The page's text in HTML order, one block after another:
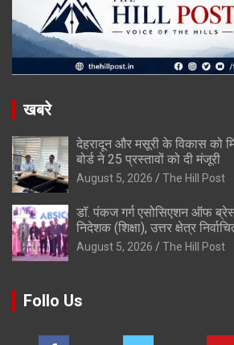
खबरे
देहरादून और मसूरी के विकास को
बोर्ड ने 25 प्रस्तावों को दी मंजूरी
August 5, 2026 The Hill Post
डॉ. पंकज गर्ग एसोसिएशन ऑफ
निदेशक (शिक्षा), उत्तर क्षेत्र
August 5, 2026 The Hill Post
Follo Us